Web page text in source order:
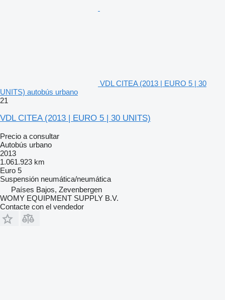
VDL CITEA (2013 | EURO 5 | 30
UNITS) autobús urbano
21
VDL CITEA (2013 | EURO 5 | 30 UNITS)
Precio a consultar
Autobús urbano
2013
1.061.923 km
Euro 5
Suspensión neumática/neumática
Países Bajos, Zevenbergen
WOMY EQUIPMENT SUPPLY B.V.
Contacte con el vendedor